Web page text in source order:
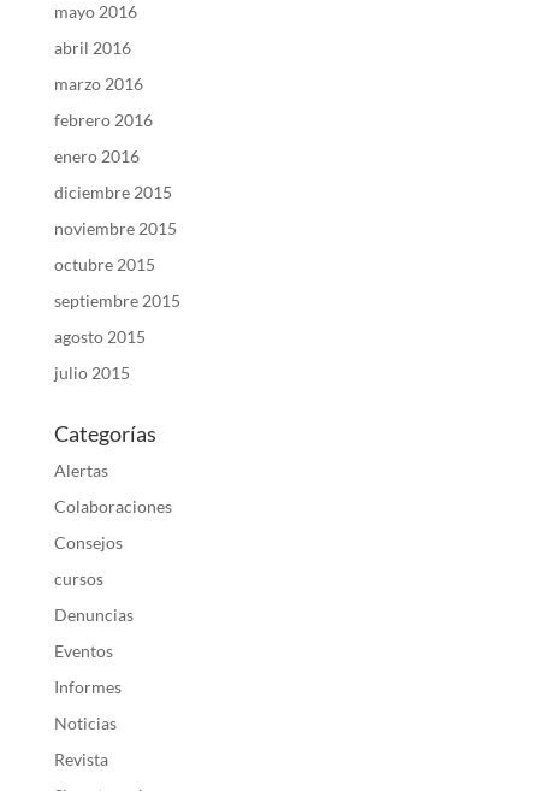
mayo 2016
abril 2016
marzo 2016
febrero 2016
enero 2016
diciembre 2015
noviembre 2015
octubre 2015
septiembre 2015
agosto 2015
julio 2015
Categorías
Alertas
Colaboraciones
Consejos
cursos
Denuncias
Eventos
Informes
Noticias
Revista